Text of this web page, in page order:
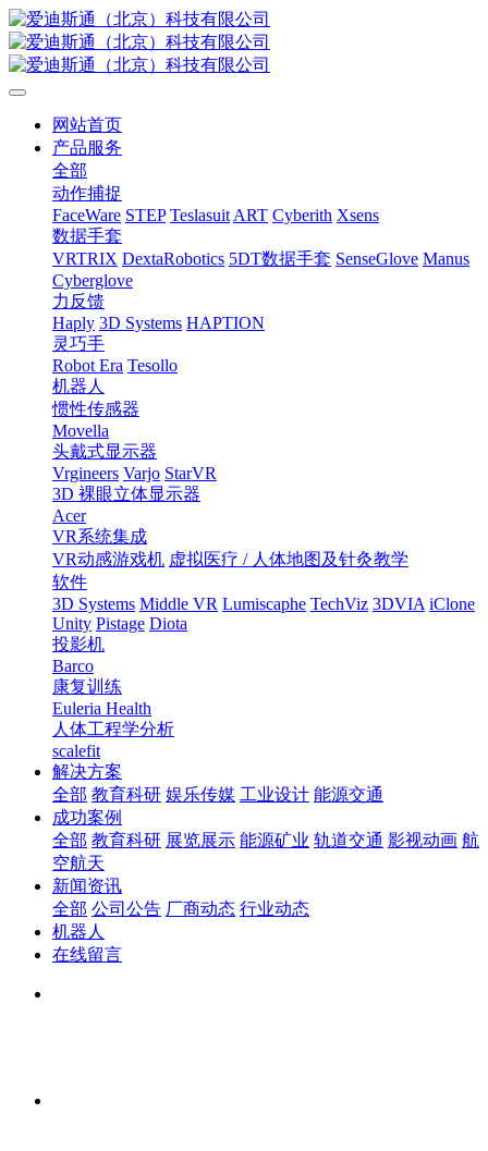
网站首页
产品服务
全部
动作捕捉
FaceWare STEP Teslasuit ART Cyberith Xsens
数据手套
VRTRIX DextaRobotics 5DT数据手套 SenseGlove Manus
Cyberglove
力反馈
Haply 3D Systems HAPTION
灵巧手
Robot Era Tesollo
机器人
惯性传感器
Movella
头戴式显示器
Vrgineers Varjo StarVR
3D 裸眼立体显示器
Acer
VR系统集成
VR动感游戏机 虚拟医疗 / 人体地图及针灸教学
软件
3D Systems Middle VR Lumiscaphe TechViz 3DVIA iClone
Unity Pistage Diota
投影机
Barco
康复训练
Euleria Health
人体工程学分析
scalefit
解决方案
全部 教育科研 娱乐传媒 工业设计 能源交通
成功案例
全部 教育科研 展览展示 能源矿业 轨道交通 影视动画 航
空航天
新闻资讯
全部 公司公告 厂商动态 行业动态
机器人
在线留言